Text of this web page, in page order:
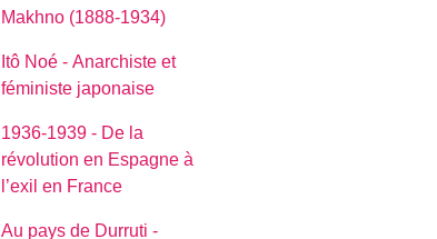
Makhno (1888-1934)
Itô Noé - Anarchiste et
féministe japonaise
1936-1939 - De la
révolution en Espagne à
l’exil en France
Au pays de Durruti -